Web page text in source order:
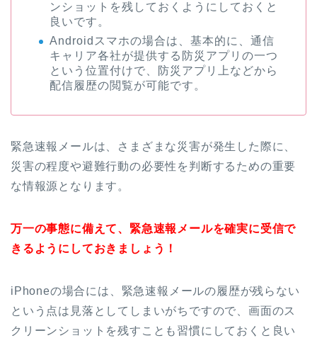
ンショットを残しておくようにしておくと
良いです。
Androidスマホの場合は、基本的に、通信
キャリア各社が提供する防災アプリの一つ
という位置付けで、防災アプリ上などから
配信履歴の閲覧が可能です。
緊急速報メールは、さまざまな災害が発生した際に、
災害の程度や避難行動の必要性を判断するための重要
な情報源となります。
万一の事態に備えて、緊急速報メールを確実に受信で
きるようにしておきましょう！
iPhoneの場合には、緊急速報メールの履歴が残らない
という点は見落としてしまいがちですので、画面のス
クリーンショットを残すことも習慣にしておくと良い